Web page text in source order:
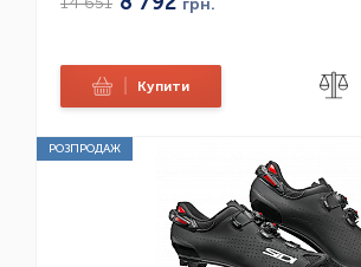
Купити
РОЗПРОДАЖ